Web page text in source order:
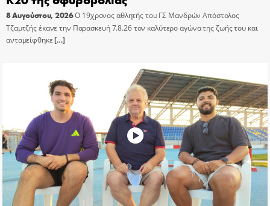
8 Αυγούστου, 2026Ο 19χρονος αθλητής του ΓΣ Μανδρών Απόστολος
Τζαμτζής έκανε την Παρασκευή 7.8.26 τον καλύτερο αγώνα της ζωής του και
ανταμείφθηκε[…]